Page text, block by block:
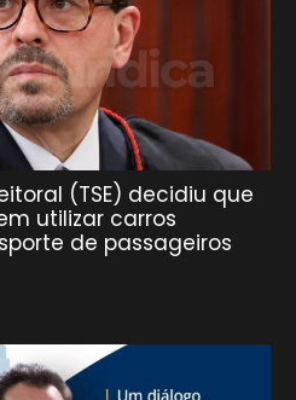
(TSE) decidiu que
utilizar carros
de passageiros